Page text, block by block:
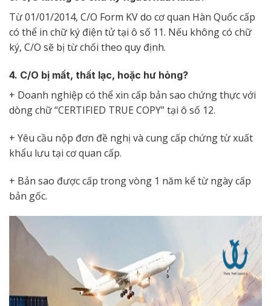
Từ 01/01/2014, C/O Form KV do cơ quan Hàn Quốc cấp
có thể in chữ ký điện tử tại ô số 11. Nếu không có chữ
ký, C/O sẽ bị từ chối theo quy định.
4. C/O bị mất, thất lạc, hoặc hư hỏng?
+ Doanh nghiệp có thể xin cấp bản sao chứng thực với
dòng chữ “CERTIFIED TRUE COPY” tại ô số 12.
+ Yêu cầu nộp đơn đề nghị và cung cấp chứng từ xuất
khẩu lưu tại cơ quan cấp.
+ Bản sao được cấp trong vòng 1 năm kể từ ngày cấp
bản gốc.